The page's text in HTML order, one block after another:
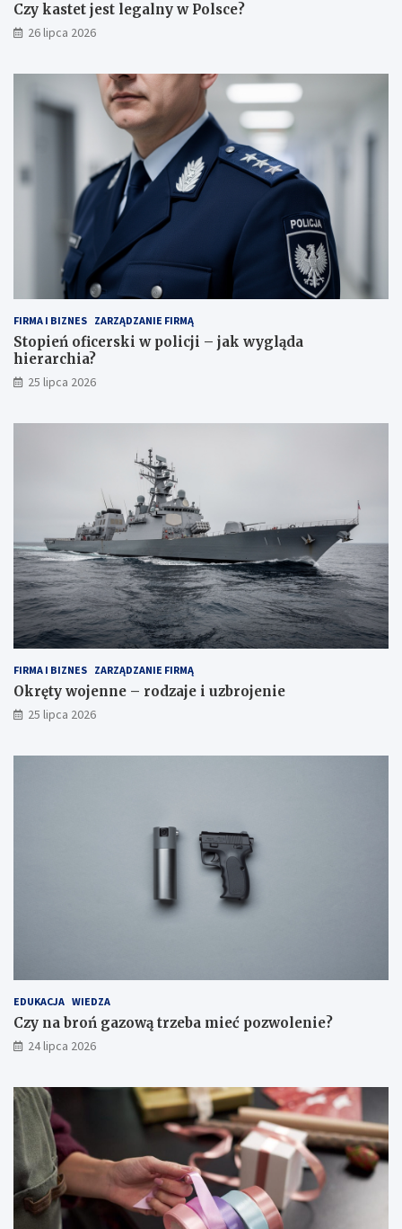
Czy kastet jest legalny w Polsce?
26 lipca 2026
FIRMA I BIZNES ZARZĄDZANIE FIRMĄ
Stopień oficerski w policji – jak wygląda
hierarchia?
25 lipca 2026
FIRMA I BIZNES ZARZĄDZANIE FIRMĄ
Okręty wojenne – rodzaje i uzbrojenie
25 lipca 2026
EDUKACJA WIEDZA
Czy na broń gazową trzeba mieć pozwolenie?
24 lipca 2026